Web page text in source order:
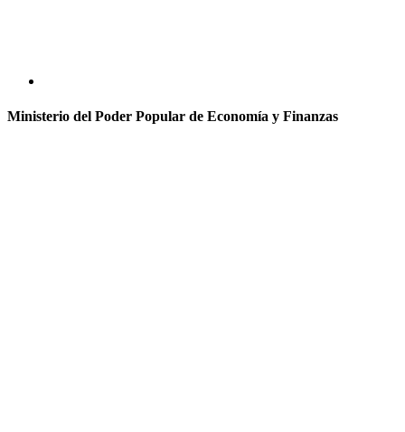
Ministerio del Poder Popular de Economía y Finanzas